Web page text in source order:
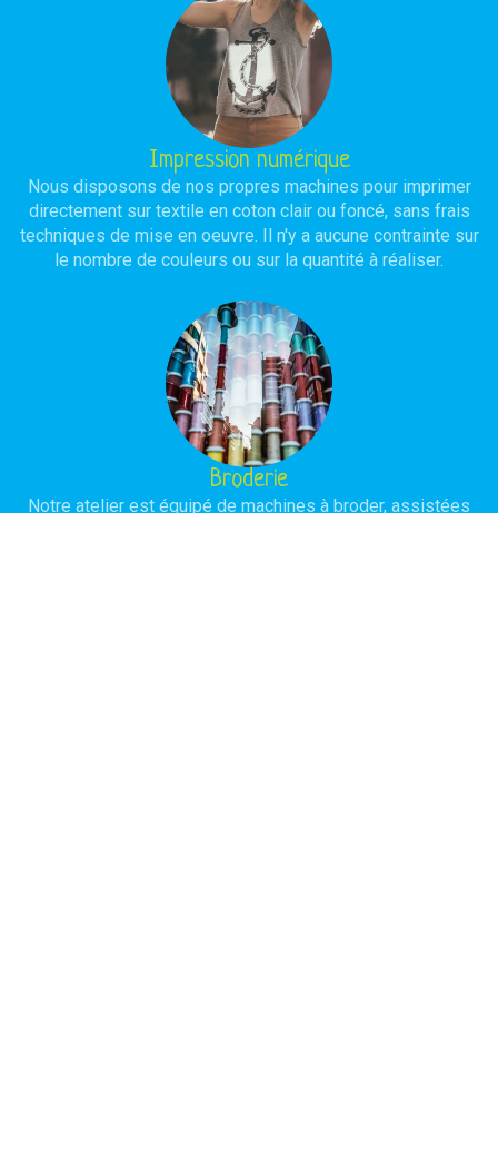
Impression numérique
Nous disposons de nos propres machines pour imprimer
directement sur textile en coton clair ou foncé, sans frais
techniques de mise en oeuvre. Il n'y a aucune contrainte sur
le nombre de couleurs ou sur la quantité à réaliser.
Broderie
Notre atelier est équipé de machines à broder, assistées